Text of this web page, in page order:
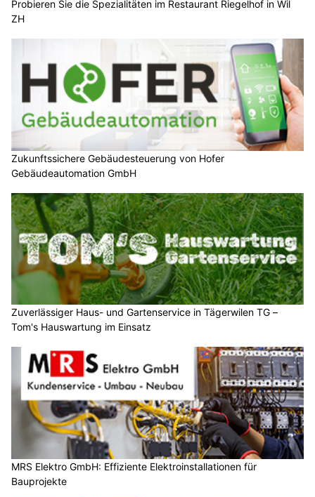
Probieren Sie die Spezialitäten im Restaurant Riegelhof in Wil
ZH
Zukunftssichere Gebäudesteuerung von Hofer
Gebäudeautomation GmbH
Zuverlässiger Haus- und Gartenservice in Tägerwilen TG –
Tom's Hauswartung im Einsatz
MRS Elektro GmbH: Effiziente Elektroinstallationen für
Bauprojekte